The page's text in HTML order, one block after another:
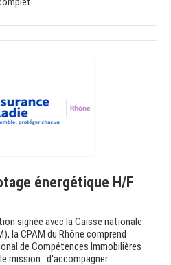
énergétique H/F
signée avec la Caisse nationale
la CPAM du Rhône comprend
de Compétences Immobilières
mission : d'accompagner...